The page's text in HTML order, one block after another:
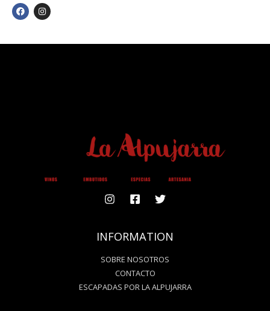
F
A
C
I
N
S
INFORMATION
SOBRE NOSOTROS
CONTACTO
ESCAPADAS POR LA ALPUJARRA